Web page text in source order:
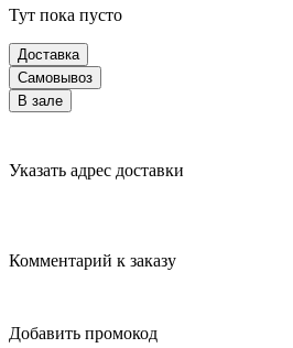
Тут пока пусто
Доставка
Самовывоз
В зале
Указать адрес доставки
Комментарий к заказу
Добавить промокод